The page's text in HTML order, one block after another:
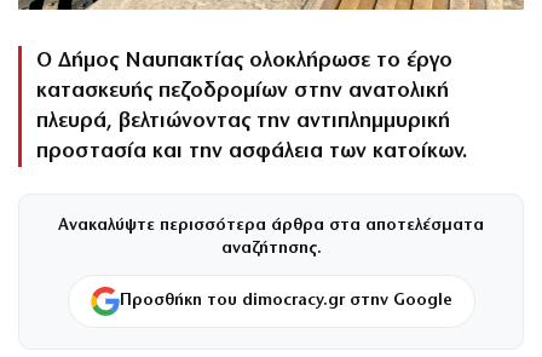
Ο Δήμος Ναυπακτίας ολοκλήρωσε το έργο
κατασκευής πεζοδρομίων στην ανατολική
πλευρά, βελτιώνοντας την αντιπλημμυρική
προστασία και την ασφάλεια των κατοίκων.
Ανακαλύψτε περισσότερα άρθρα στα αποτελέσματα
αναζήτησης.
Προσθήκη του dimocracy.gr στην Google